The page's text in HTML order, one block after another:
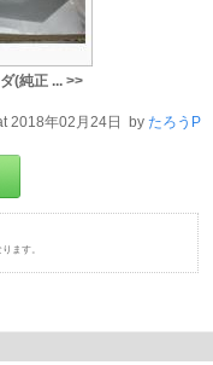
(純正 ... >>
2018年02月24日 by たろうP
ます。